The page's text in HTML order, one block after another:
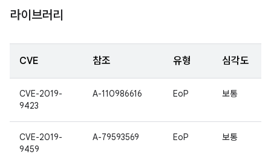
라이브러리
CVE 참조 유형 심각도
CVE-2019-
9423
A-110986616 EoP 보통
CVE-2019-
9459
A-79593569 EoP 보통